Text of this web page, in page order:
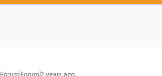
Forum|Forum|2 years ago